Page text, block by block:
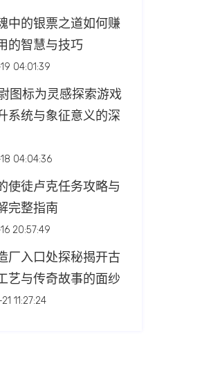
中的银票之道如何赚
的智慧与技巧
04:01:39
图标为灵感探索游戏
系统与象征意义的深
04:04:36
使徒卢克任务攻略与
完整指南
20:57:49
厂入口处探秘揭开古
艺与传奇故事的面纱
11:27:24